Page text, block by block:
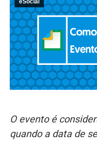
eSocial
O evento é
quando a data de